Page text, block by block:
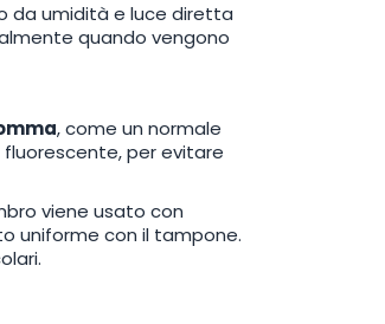
da umidità e luce diretta
quando vengono
, come un normale
per evitare
viene usato con
uniforme con il tampone.